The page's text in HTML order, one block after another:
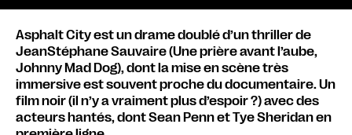
Asphalt City est un drame doublé d’un thriller de
JeanStéphane Sauvaire (Une prière avant l’aube,
Johnny Mad Dog), dont la mise en scène très
immersive est souvent proche du documentaire. Un
film noir (il n’y a vraiment plus d’espoir ?) avec des
acteurs hantés, dont Sean Penn et Tye Sheridan en